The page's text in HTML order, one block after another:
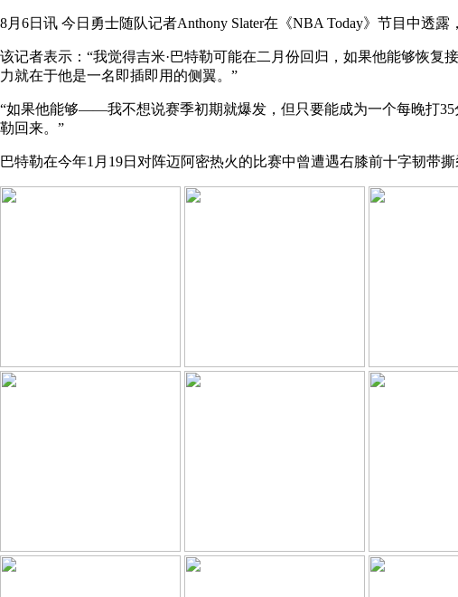
8月6日讯 今日勇士随队记者Anthony Slater在《NBA Today》节目中透露，
该记者表示：“我觉得吉米·巴特勒可能在二月份回归，如果他能够恢复
力就在于他是一名即插即用的侧翼。”
“如果他能够——我不想说赛季初期就爆发，但只要能成为一个每晚打
勒回来。”
巴特勒在今年1月19日对阵迈阿密热火的比赛中曾遭遇右膝前十字韧带撕